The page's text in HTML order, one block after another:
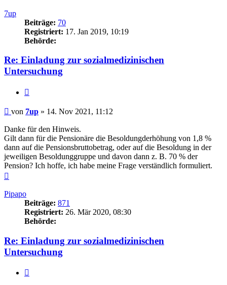
7up
Beiträge: 70
Registriert: 17. Jan 2019, 10:19
Behörde:
Re: Einladung zur sozialmedizinischen
Untersuchung
Beitrag
von 7up » 14. Nov 2021, 11:12
Danke für den Hinweis.
Gilt dann für die Pensionäre die Besoldungderhöhung von 1,8 %
dann auf die Pensionsbruttobetrag, oder auf die Besoldung in der
jeweiligen Besoldunggruppe und davon dann z. B. 70 % der
Pension? Ich hoffe, ich habe meine Frage verständlich formuliert.
Pipapo
Beiträge: 871
Registriert: 26. Mär 2020, 08:30
Behörde:
Re: Einladung zur sozialmedizinischen
Untersuchung